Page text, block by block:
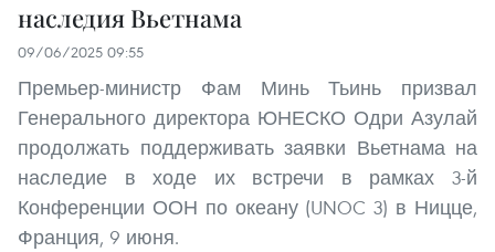
наследия Вьетнама
09/06/2025 09:55
Премьер-министр Фам Минь Тьинь призвал
Генерального директора ЮНЕСКО Одри Азулай
продолжать поддерживать заявки Вьетнама на
наследие в ходе их встречи в рамках 3-й
Конференции ООН по океану (UNOC 3) в Ницце,
Франция, 9 июня.